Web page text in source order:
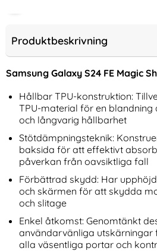
Läder Textur Rosa
iPhone 16 Pro Max Fodral
RFID Läder Rosa Blommor
Art. nr 246034
rea pris
136 krtidigare pris
136 kr
Tillgänglighet:
16 Pro Max Fodral RFID
Art.
Produktbeskrivning
Samsung Galaxy S24 FE Magic
Hållbar TPU-konstruktion:
TPU-material för en blandning
och långvarig hållbarhet
Stötdämpningsteknik:
baksida för att effektivt
påverkan från oavsiktliga fall
Förbättrad skydd: Har
och skärmen för att skydda
och slitage
Enkel åtkomst: Genomtänkt
användarvänliga utskärningar
alla väsentliga portar och